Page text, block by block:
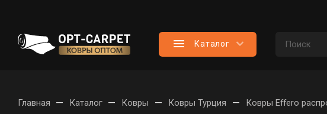
Каталог
Главная — Каталог — Ковры — Ковры Турция — Ковры Effero